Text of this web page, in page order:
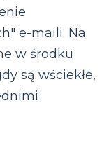
e-maili. Na
w środku
są wściekłe,